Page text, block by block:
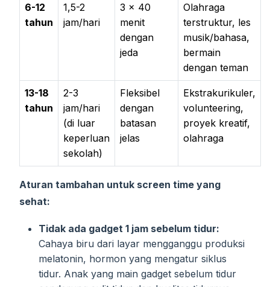
6-12
tahun
1,5-2
jam/hari
3 × 40
menit
dengan
jeda
Olahraga
terstruktur, les
musik/bahasa,
bermain
dengan teman
13-18
tahun
2-3
jam/hari
(di luar
keperluan
sekolah)
Fleksibel
dengan
batasan
jelas
Ekstrakurikuler,
volunteering,
proyek kreatif,
olahraga
Aturan tambahan untuk screen time yang
sehat:
Tidak ada gadget 1 jam sebelum tidur:
Cahaya biru dari layar mengganggu produksi
melatonin, hormon yang mengatur siklus
tidur. Anak yang main gadget sebelum tidur